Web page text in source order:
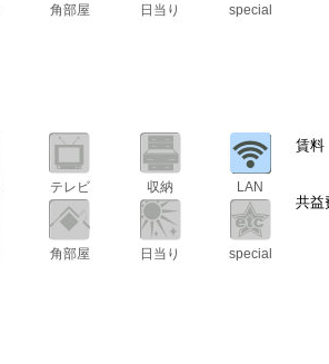
角部屋 日当り special
テレビ 収納 LAN
角部屋 日当り special
賃料
共益